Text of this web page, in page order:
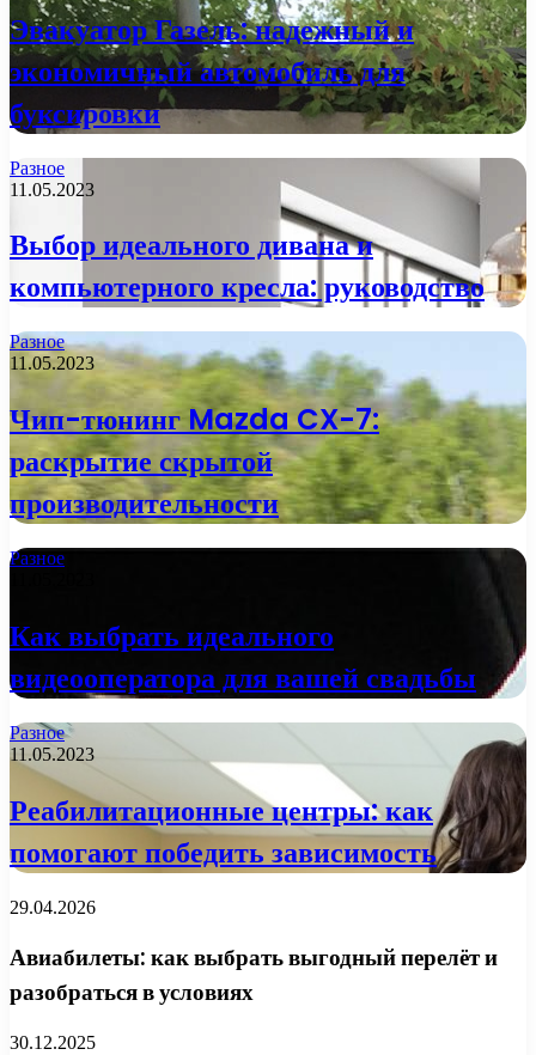
Эвакуатор Газель: надежный и
экономичный автомобиль для
буксировки
Разное
11.05.2023
Выбор идеального дивана и
компьютерного кресла: руководство
Разное
11.05.2023
Чип-тюнинг Mazda CX-7:
раскрытие скрытой
производительности
Разное
Как выбрать идеального
видеооператора для вашей свадьбы
Разное
11.05.2023
Реабилитационные центры: как
помогают победить зависимость
29.04.2026
Авиабилеты: как выбрать выгодный перелёт и
разобраться в условиях
30.12.2025